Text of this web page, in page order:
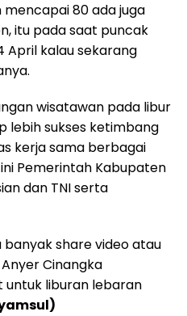
mencapai 80 ada juga
itu pada saat puncak
April kalau sekarang
wisatawan pada libur
lebih sukses ketimbang
kerja sama berbagai
Pemerintah Kabupaten
dan TNI serta
banyak share video atau
Cinangka
liburan lebaran